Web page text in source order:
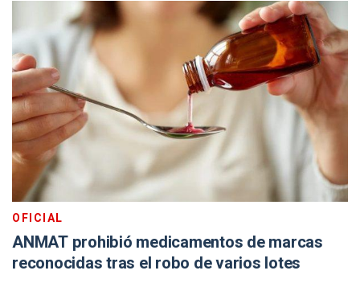
OFICIAL
ANMAT prohibió medicamentos de marcas
reconocidas tras el robo de varios lotes